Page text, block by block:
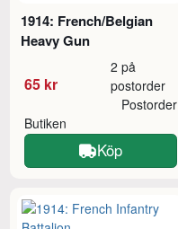
1914: French/Belgian
Heavy Gun
65 kr
2 på
postorder
Butiken
Postorder
Köp